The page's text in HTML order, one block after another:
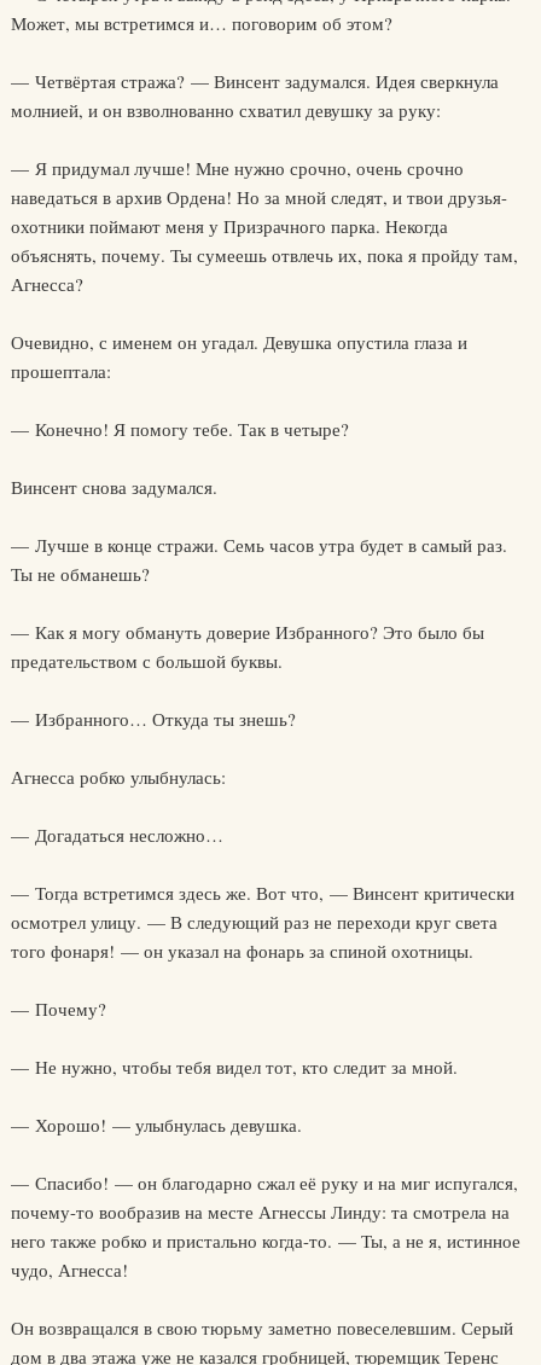
Может, мы встретимся и… поговорим об этом?
— Четвёртая стража? — Винсент задумался. Идея сверкнула
молнией, и он взволнованно схватил девушку за руку:
— Я придумал лучше! Мне нужно срочно, очень срочно
наведаться в архив Ордена! Но за мной следят, и твои друзья-
охотники поймают меня у Призрачного парка. Некогда
объяснять, почему. Ты сумеешь отвлечь их, пока я пройду там,
Агнесса?
Очевидно, с именем он угадал. Девушка опустила глаза и
прошептала:
— Конечно! Я помогу тебе. Так в четыре?
Винсент снова задумался.
— Лучше в конце стражи. Семь часов утра будет в самый раз.
Ты не обманешь?
— Как я могу обмануть доверие Избранного? Это было бы
предательством с большой буквы.
— Избранного… Откуда ты знешь?
Агнесса робко улыбнулась:
— Догадаться несложно…
— Тогда встретимся здесь же. Вот что, — Винсент критически
осмотрел улицу. — В следующий раз не переходи круг света
того фонаря! — он указал на фонарь за спиной охотницы.
— Почему?
— Не нужно, чтобы тебя видел тот, кто следит за мной.
— Хорошо! — улыбнулась девушка.
— Спасибо! — он благодарно сжал её руку и на миг испугался,
почему-то вообразив на месте Агнессы Линду: та смотрела на
него также робко и пристально когда-то. — Ты, а не я, истинное
чудо, Агнесса!
Он возвращался в свою тюрьму заметно повеселевшим. Серый
дом в два этажа уже не казался гробницей, тюремщик Теренс